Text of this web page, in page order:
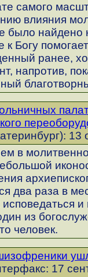
самого
влияния
было найдено
Богу
ранее,
напротив,
13
в
два раза в
и
из
человек.
17